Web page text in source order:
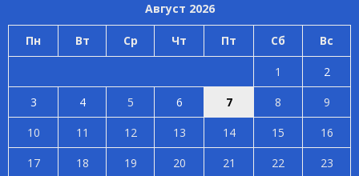
Август 2026
Пн Вт Ср Чт Пт Сб Вс
1
2
3
4 5 6 7 8
9
10
11 12 13 14 15
16
17
18 19 20 21 22
23